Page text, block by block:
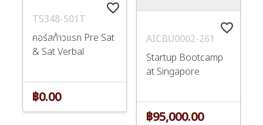
favorite_border
T5348-S01T
คอร์สก้าวแรก Pre Sat
& Sat Verbal
฿0.00
favorite_border
AICBU0002-261
Startup Bootcamp
at Singapore
฿95,000.00